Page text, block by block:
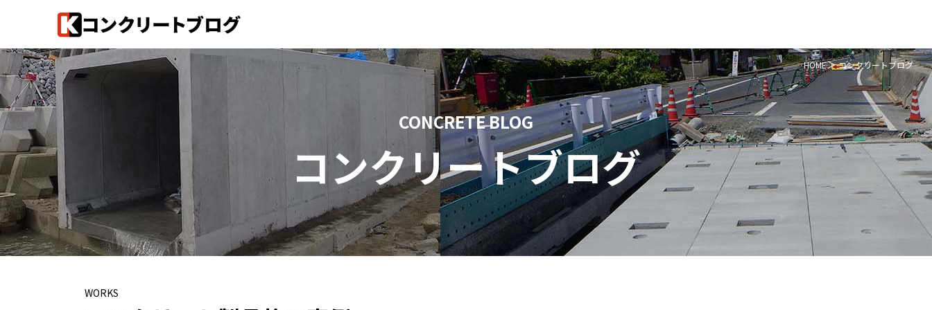
CONCRETE BLOG
コンクリートブログ
HOME コンクリートブログ
WORKS